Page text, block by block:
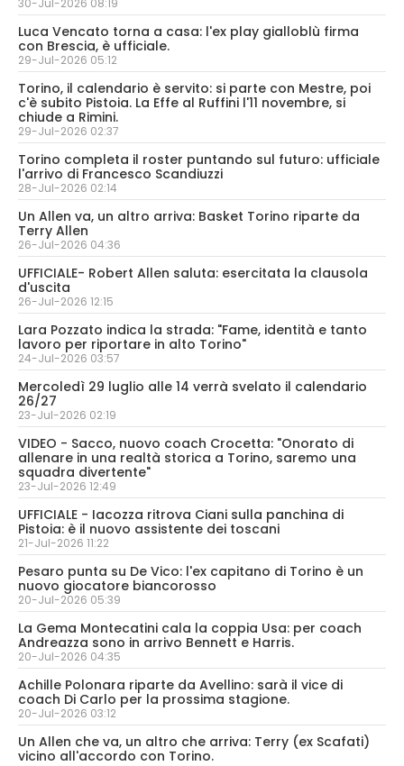
Luca Vencato torna a casa: l'ex play gialloblù firma
con Brescia, è ufficiale.
29-Jul-2026 05:12
Torino, il calendario è servito: si parte con Mestre, poi
c'è subito Pistoia. La Effe al Ruffini l'11 novembre, si
chiude a Rimini.
29-Jul-2026 02:37
Torino completa il roster puntando sul futuro: ufficiale
l'arrivo di Francesco Scandiuzzi
28-Jul-2026 02:14
Un Allen va, un altro arriva: Basket Torino riparte da
Terry Allen
26-Jul-2026 04:36
UFFICIALE- Robert Allen saluta: esercitata la clausola
d'uscita
26-Jul-2026 12:15
Lara Pozzato indica la strada: "Fame, identità e tanto
lavoro per riportare in alto Torino"
24-Jul-2026 03:57
Mercoledì 29 luglio alle 14 verrà svelato il calendario
26/27
23-Jul-2026 02:19
VIDEO - Sacco, nuovo coach Crocetta: "Onorato di
allenare in una realtà storica a Torino, saremo una
squadra divertente"
23-Jul-2026 12:49
UFFICIALE - Iacozza ritrova Ciani sulla panchina di
Pistoia: è il nuovo assistente dei toscani
21-Jul-2026 11:22
Pesaro punta su De Vico: l'ex capitano di Torino è un
nuovo giocatore biancorosso
20-Jul-2026 05:39
La Gema Montecatini cala la coppia Usa: per coach
Andreazza sono in arrivo Bennett e Harris.
20-Jul-2026 04:35
Achille Polonara riparte da Avellino: sarà il vice di
coach Di Carlo per la prossima stagione.
20-Jul-2026 03:12
Un Allen che va, un altro che arriva: Terry (ex Scafati)
vicino all'accordo con Torino.